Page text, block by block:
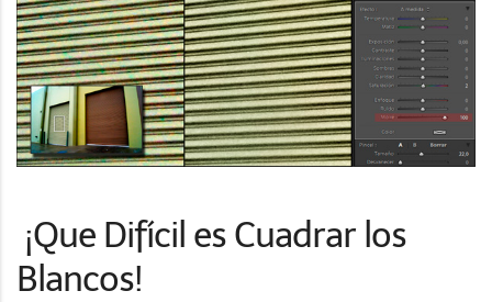
¡Que Difícil es Cuadrar los
Blancos!